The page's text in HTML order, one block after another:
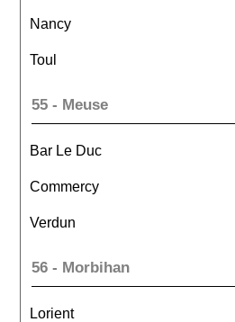
Nancy
Toul
55 - Meuse
Bar Le Duc
Commercy
Verdun
56 - Morbihan
Lorient